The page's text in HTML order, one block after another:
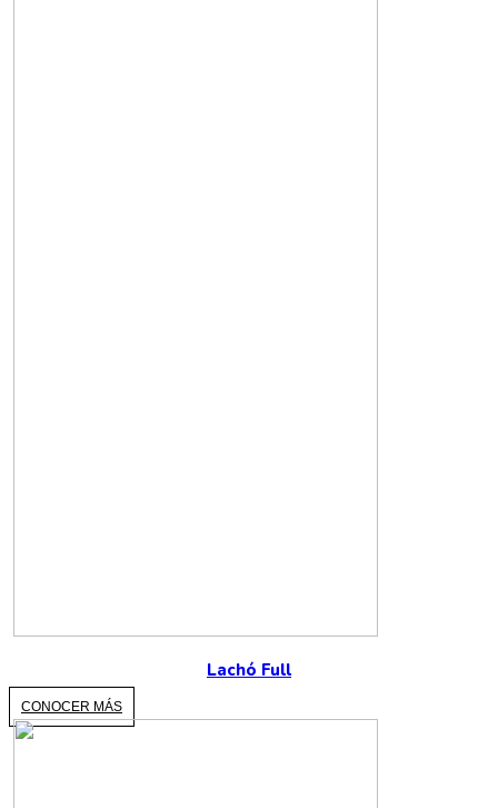
Lachó Full
CONOCER MÁS